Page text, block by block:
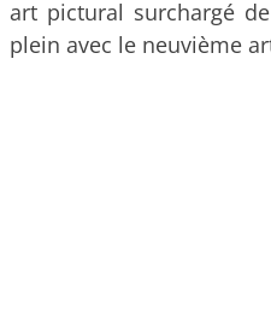
art pictural surchargé
plein avec le neuvième